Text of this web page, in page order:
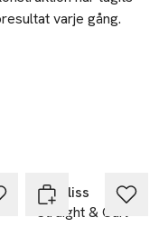
varje gång.
har en unik,
3 timmars trådlös
visar när laddning
Babyliss
Straight & Curl